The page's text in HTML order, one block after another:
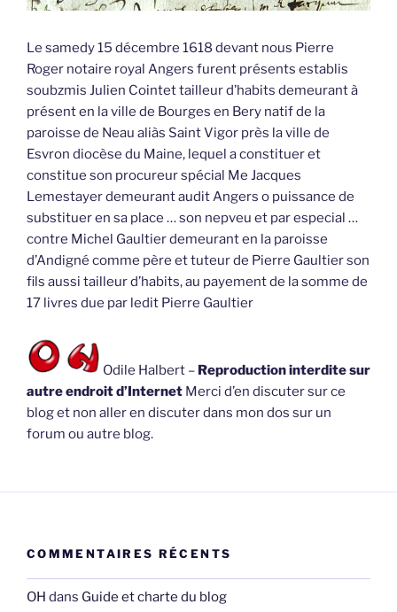
Le samedy 15 décembre 1618 devant nous Pierre
Roger notaire royal Angers furent présents establis
soubzmis Julien Cointet tailleur d’habits demeurant à
présent en la ville de Bourges en Bery natif de la
paroisse de Neau aliàs Saint Vigor près la ville de
Esvron diocèse du Maine, lequel a constituer et
constitue son procureur spécial Me Jacques
Lemestayer demeurant audit Angers o puissance de
substituer en sa place … son nepveu et par especial …
contre Michel Gaultier demeurant en la paroisse
d’Andigné comme père et tuteur de Pierre Gaultier son
fils aussi tailleur d’habits, au payement de la somme de
17 livres due par ledit Pierre Gaultier
Odile Halbert – Reproduction interdite sur
autre endroit d’Internet Merci d’en discuter sur ce
blog et non aller en discuter dans mon dos sur un
forum ou autre blog.
COMMENTAIRES RÉCENTS
OH dans Guide et charte du blog